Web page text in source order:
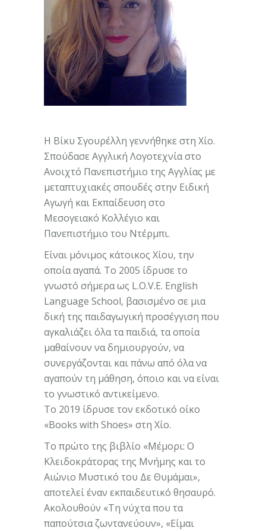
Η Βίκυ Σγουρέλλη γεννήθηκε στη Χίο.
Σπούδασε Αγγλική Λογοτεχνία στο
Ανοιχτό Πανεπιστήμιο της Αγγλίας με
μεταπτυχιακές σπουδές στην Ειδική
Αγωγή και Εκπαίδευση στο
Μεσογειακό Κολλέγιο και
Πανεπιστήμιο του Ντέρμπι.
Είναι μόνιμος κάτοικος Χίου, την
οποία αγαπά. Το 2005 ίδρυσε το
γνωστό σήμερα ως L.O.V.E. English
Language School, βασισμένο σε μια
δική της παιδαγωγική προσέγγιση που
αγκαλιάζει όλα τα παιδιά, τα οποία
μαθαίνουν να δημιουργούν, να
συνεργάζονται και πάνω από όλα να
αγαπούν τη μάθηση, όποιο και να είναι
το γνωστικό αντικείμενο.
Το 2019 ίδρυσε τον εκδοτικό οίκο
«Books with Shoes» στη Χίο.
Το πρώτο της βιβλίο «Μέμορι: Ο
Κλειδοκράτορας της Μνήμης και το
Αιώνιο Μυστικό του Δε Θυμάμαι»,
αποτελεί έναν εκπαιδευτικό θησαυρό.
Ακολουθούν «Τη νύχτα που τα
παπούτσια ζωντανεύουν», «Είμαι